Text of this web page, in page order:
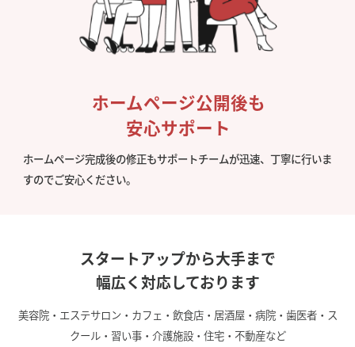
ホームページ公開後も
安心サポート
ホームページ完成後の修正もサポートチームが迅速、丁寧に行いま
すのでご安心ください。
スタートアップから大手まで
幅広く対応しております
美容院・エステサロン・カフェ・飲食店・居酒屋・病院・歯医者・ス
クール・習い事・介護施設・住宅・不動産など